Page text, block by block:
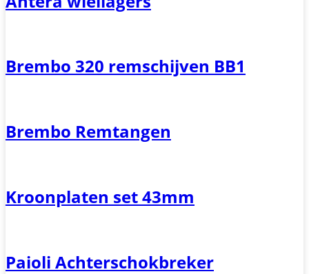
Brembo 320 remschijven BB1
Brembo Remtangen
Kroonplaten set 43mm
Paioli Achterschokbreker